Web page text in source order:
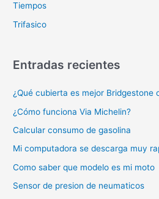
Tiempos
Trifasico
Entradas recientes
¿Qué cubierta es mejor Bridgestone
¿Cómo funciona Via Michelin?
Calcular consumo de gasolina
Mi computadora se descarga muy
Como saber que modelo es mi moto
Sensor de presion de neumaticos